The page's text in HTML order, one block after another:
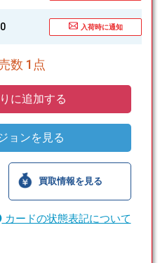
0 入荷時に通知
数 1点
に追加する
ョンを見る
買取情報を見る
カードの状態表記について